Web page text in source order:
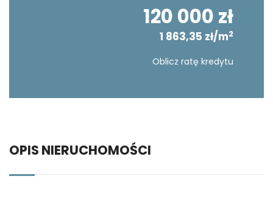
120 000 zł
1 863,35 zł/m2
Oblicz ratę kredytu
OPIS NIERUCHOMOŚCI